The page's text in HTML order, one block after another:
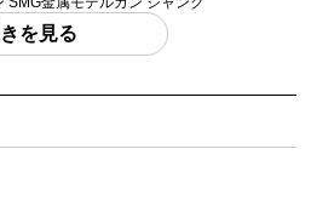
ています。カート付属、写真に写っている
は除く）
れらます。マガジンは欠品しています。ト
スライド金具と上手く装着ができず、装着
を見る